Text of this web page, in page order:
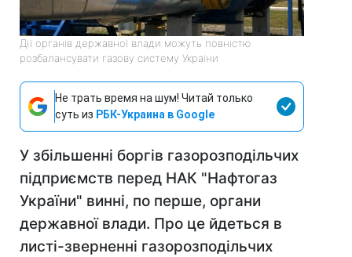
Дії органів державної влади можуть повністю
розбалансувати газову систему України
Не трать время на шум! Читай только
суть из РБК-Украина в Google
У збільшенні боргів газорозподільчих
підприємств перед НАК "Нафтогаз
України" винні, по перше, органи
державної влади. Про це йдеться в
листі-зверненні газорозподільчих